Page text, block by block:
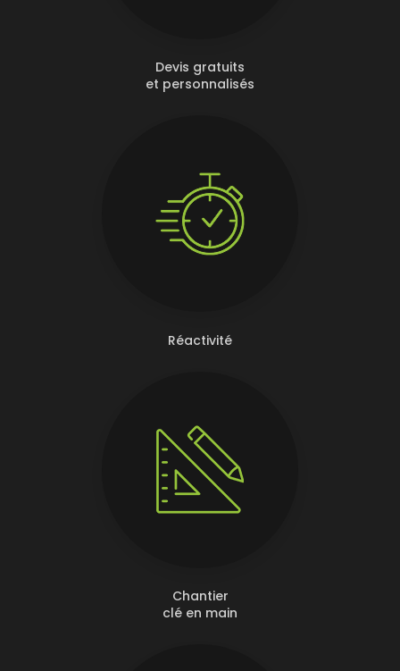
Devis gratuits
et personnalisés
Réactivité
Chantier
clé en main